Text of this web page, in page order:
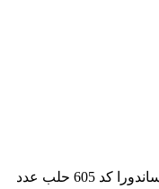
حلب عدد